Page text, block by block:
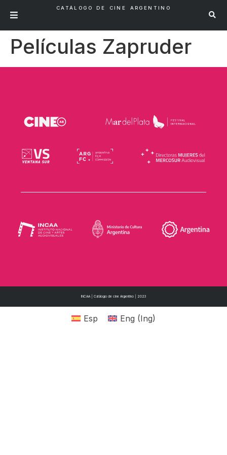
CATÁLOGO DE CINE ARGENTINO
Películas Zapruder
INCAA | Catálogo de cine Argentino | 2023
Esp Eng (Ing)